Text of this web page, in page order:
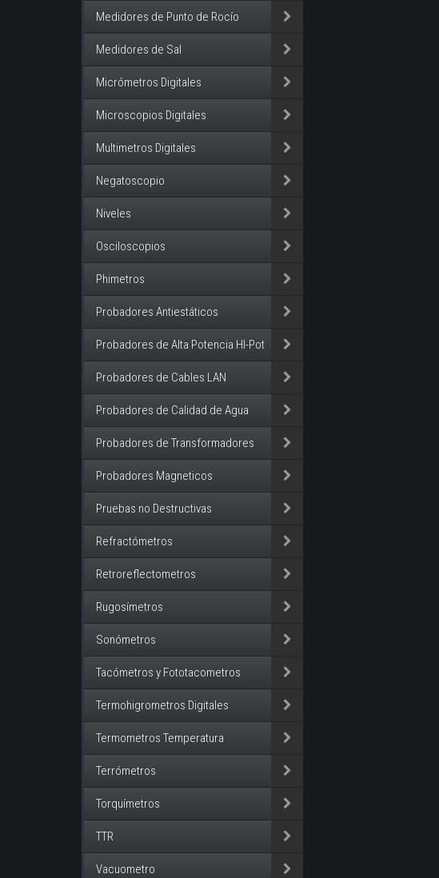
Medidores de Punto de Rocío
Medidores de Sal
Micrómetros Digitales
Microscopios Digitales
Multimetros Digitales
Negatoscopio
Niveles
Osciloscopios
Phimetros
Probadores Antiestáticos
Probadores de Alta Potencia HI-Pot
Probadores de Cables LAN
Probadores de Calidad de Agua
Probadores de Transformadores
Probadores Magneticos
Pruebas no Destructivas
Refractómetros
Retroreflectometros
Rugosímetros
Sonómetros
Tacómetros y Fototacometros
Termohigrometros Digitales
Termometros Temperatura
Terrómetros
Torquímetros
TTR
Vacuometro